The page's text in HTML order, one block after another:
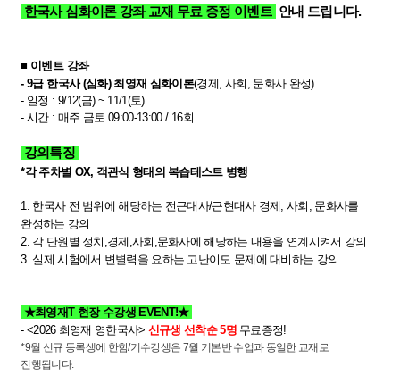
한국사 심화이론 강좌 교재 무료 증정 이벤트 안내 드립니다.
■ 이벤트 강좌
-9급 한국사 (심화) 최영재 심화이론(경제, 사회, 문화사 완성)
- 일정 : 9/12(금) ~ 11/1(토)
- 시간 : 매주 금토 09:00-13:00 / 16회
강의특징
*각 주차별 OX, 객관식 형태의 복습테스트 병행
1. 한국사 전 범위에 해당하는 전근대사/근현대사 경제, 사회, 문화사를
완성하는 강의
2. 각 단원별 정치,경제,사회,문화사에 해당하는 내용을 연계시켜서 강의
3. 실제 시험에서 변별력을 요하는 고난이도 문제에 대비하는 강의​
★최영재T 현장 수강생 EVENT!★
- <2026 최영재 영한국사> 신규생 선착순 5명무료증정!
*9월 신규 등록생에 한함/기수강생은 7월 기본반 수업과 동일한 교재로
진행됩니다.